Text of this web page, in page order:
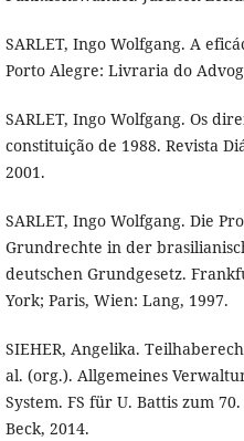
SARLET, Ingo Wolfgang. A
Porto Alegre: Livraria do
SARLET, Ingo Wolfgang. Os
constituição de 1988. Revista
2001.
SARLET, Ingo Wolfgang. Die
Grundrechte in der
deutschen Grundgesetz.
York; Paris, Wien: Lang, 1997.
SIEHER, Angelika.
al. (org.). Allgemeines
System. FS für U. Battis zum
Beck, 2014.